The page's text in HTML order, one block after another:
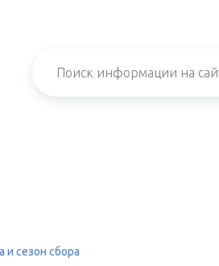
и сезон сбора